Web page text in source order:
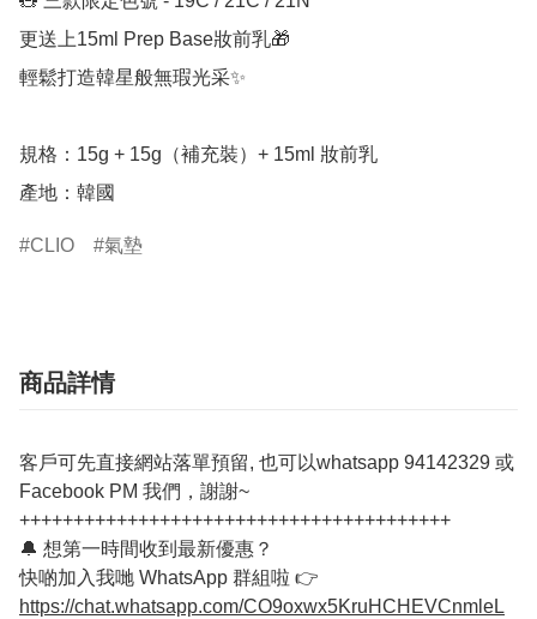
更送上15ml Prep Base妝前乳🎁
輕鬆打造韓星般無瑕光采✨
規格：15g + 15g（補充裝）+ 15ml 妝前乳
產地：韓國
CLIO 氣墊
商品詳情
客戶可先直接網站落單預留, 也可以whatsapp 94142329 或
Facebook PM 我們，謝謝~
++++++++++++++++++++++++++++++++++++++++
🔔 想第一時間收到最新優惠？
快啲加入我哋 WhatsApp 群組啦 👉
https://chat.whatsapp.com/CO9oxwx5KruHCHEVCnmleL